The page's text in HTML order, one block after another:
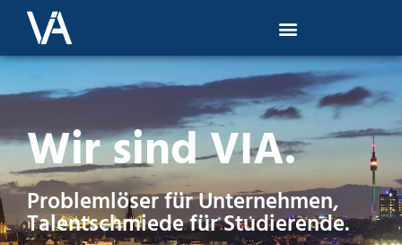
Wir sind VIA.
Problemlöser für Unternehmen,
Talentschmiede für Studierende.